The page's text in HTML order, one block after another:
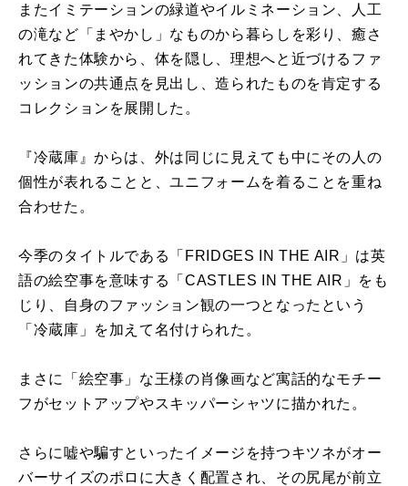
またイミテーションの緑道やイルミネーション、人工
の滝など「まやかし」なものから暮らしを彩り、癒さ
れてきた体験から、体を隠し、理想へと近づけるファ
ッションの共通点を見出し、造られたものを肯定する
コレクションを展開した。
『冷蔵庫』からは、外は同じに見えても中にその人の
個性が表れることと、ユニフォームを着ることを重ね
合わせた。
今季のタイトルである「FRIDGES IN THE AIR」は英
語の絵空事を意味する「CASTLES IN THE AIR」をも
じり、自身のファッション観の一つとなったという
「冷蔵庫」を加えて名付けられた。
まさに「絵空事」な王様の肖像画など寓話的なモチー
フがセットアップやスキッパーシャツに描かれた。
さらに嘘や騙すといったイメージを持つキツネがオー
バーサイズのポロに大きく配置され、その尻尾が前立